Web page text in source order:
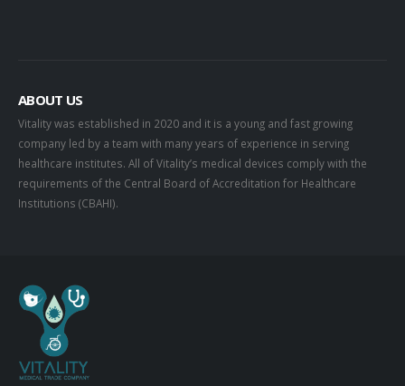
ABOUT US
Vitality was established in 2020 and it is a young and fast growing
company led by a team with many years of experience in serving
healthcare institutes. All of Vitality’s medical devices comply with the
requirements of the Central Board of Accreditation for Healthcare
Institutions (CBAHI).